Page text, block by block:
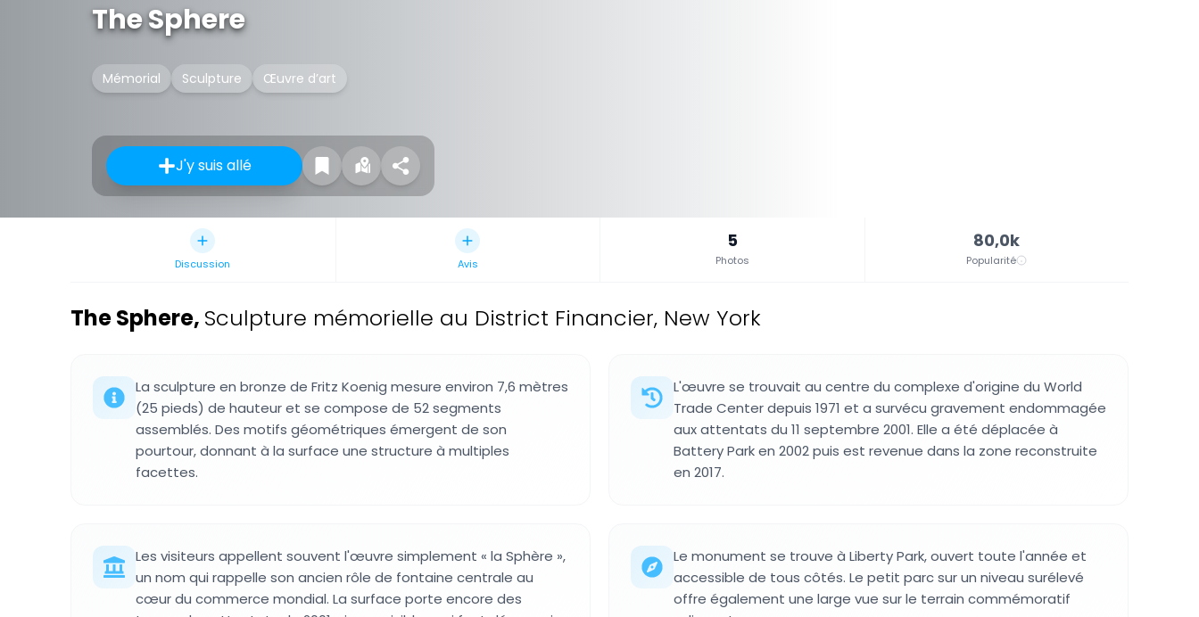
The Sphere
Mémorial Sculpture Œuvre d’art
J'y suis allé
Discussion Avis
5
Photos
80,0k
Popularité
The Sphere, Sculpture mémorielle au District Financier, New York
La sculpture en bronze de Fritz Koenig mesure environ 7,6 mètres
(25 pieds) de hauteur et se compose de 52 segments
assemblés. Des motifs géométriques émergent de son
pourtour, donnant à la surface une structure à multiples
facettes.
L'œuvre se trouvait au centre du complexe d'origine du World
Trade Center depuis 1971 et a survécu gravement endommagée
aux attentats du 11 septembre 2001. Elle a été déplacée à
Battery Park en 2002 puis est revenue dans la zone reconstruite
en 2017.
Les visiteurs appellent souvent l'œuvre simplement « la Sphère »,
un nom qui rappelle son ancien rôle de fontaine centrale au
cœur du commerce mondial. La surface porte encore des
Le monument se trouve à Liberty Park, ouvert toute l'année et
accessible de tous côtés. Le petit parc sur un niveau surélevé
offre également une large vue sur le terrain commémoratif